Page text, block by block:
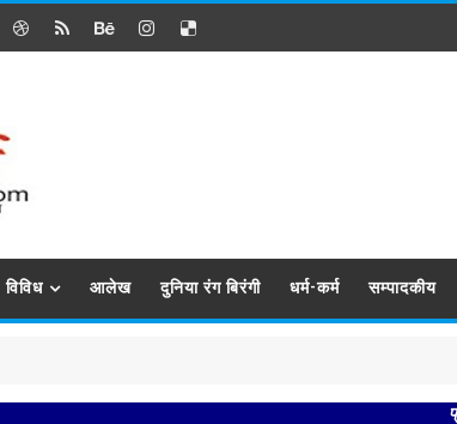
विविध आलेख दुनिया रंग बिरंगी धर्म-कर्म सम्पादकीय
प्रबिसि